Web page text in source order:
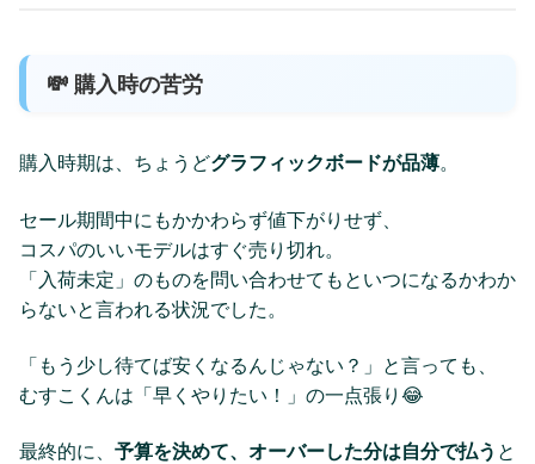
💸 購入時の苦労
購入時期は、ちょうどグラフィックボードが品薄。
セール期間中にもかかわらず値下がりせず、
コスパのいいモデルはすぐ売り切れ。
「入荷未定」のものを問い合わせてもといつになるかわか
らないと言われる状況でした。
「もう少し待てば安くなるんじゃない？」と言っても、
むすこくんは「早くやりたい！」の一点張り😂
最終的に、 予算を決めて、オーバーした分は自分で払う と